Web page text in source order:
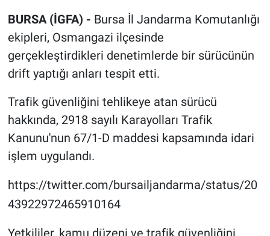
BURSA (İGFA) - Bursa İl Jandarma Komutanlığı
ekipleri, Osmangazi ilçesinde
gerçekleştirdikleri denetimlerde bir sürücünün
drift yaptığı anları tespit etti.
Trafik güvenliğini tehlikeye atan sürücü
hakkında, 2918 sayılı Karayolları Trafik
Kanunu'nun 67/1-D maddesi kapsamında idari
işlem uygulandı.
https://twitter.com/bursailjandarma/status/20
43922972465910164